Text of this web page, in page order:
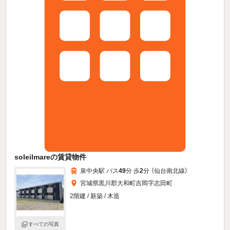
soleilmareの賃貸物件
すべての写真
泉中央駅 バス49分 歩2分 （仙台南北線）
宮城県黒川郡大和町吉岡字志田町
2階建 / 新築 / 木造